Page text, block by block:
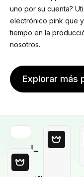
uno por su cuenta?
electrónico pink que
tiempo en la
nosotros.
Explorar más